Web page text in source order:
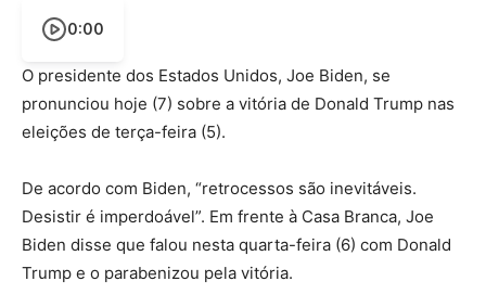
0:00
O presidente dos Estados Unidos, Joe Biden, se
pronunciou hoje (7) sobre a vitória de Donald Trump nas
eleições de terça-feira (5).
De acordo com Biden, “retrocessos são inevitáveis.
Desistir é imperdoável”. Em frente à Casa Branca, Joe
Biden disse que falou nesta quarta-feira (6) com Donald
Trump e o parabenizou pela vitória.